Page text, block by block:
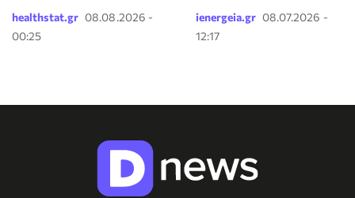
healthstat.gr 08.08.2026 -
00:25
ienergeia.gr 08.07.2026 -
12:17